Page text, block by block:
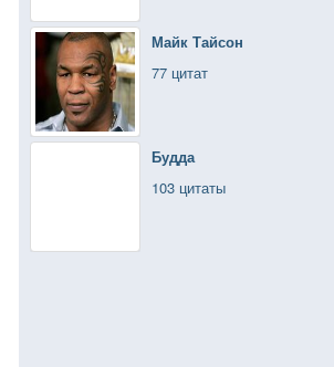
Майк Тайсон
77 цитат
Будда
103 цитаты